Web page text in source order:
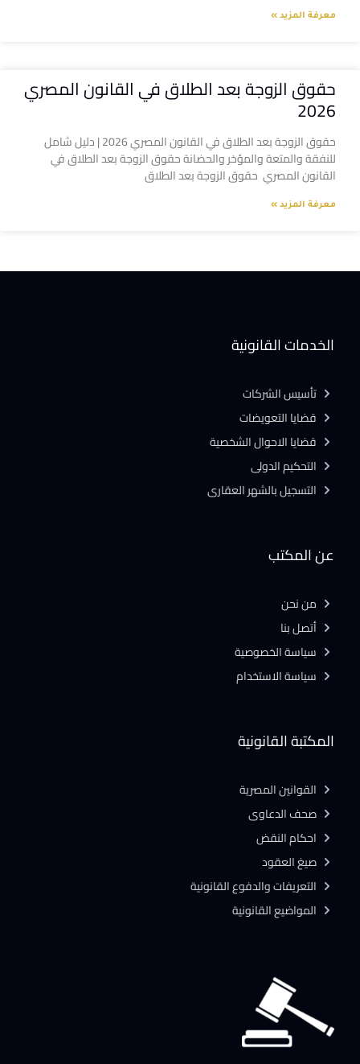
معرفة المزيد »
حقوق الزوجة بعد الطلاق في القانون المصري
2026
حقوق الزوجة بعد الطلاق في القانون المصري 2026 | دليل شامل
للنفقة والمتعة والمؤخر والحضانة حقوق الزوجة بعد الطلاق في
القانون المصري حقوق الزوجة بعد الطلاق
معرفة المزيد »
المكتبة القانونية
القوانين المصرية
صحف الدعاوى
احكام النقض
صيغ العقود
التعريفات والدفوع القانونية
المواضيع القانونية
عن المكتب
من نحن
أتصل بنا
سياسة الخصوصية
سياسة الاستخدام
الخدمات القانونية
تأسيس الشركات
قضايا التعويضات
قضايا الاحوال الشخصية
التحكيم الدولى
التسجيل بالشهر العقارى